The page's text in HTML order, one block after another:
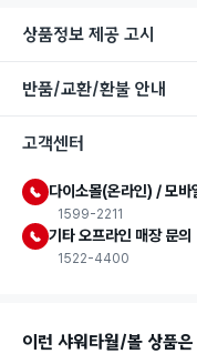
상품정보 제공 고시
반품/교환/환불 안내
고객센터
다이소몰(온라인) / 모바
1599-2211
기타 오프라인 매장 문의
1522-4400
이런 샤워타월/볼 상품